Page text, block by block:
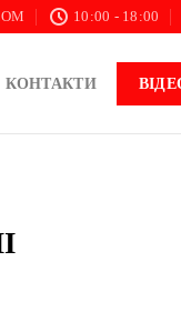
10:00 - 18:00
КОНТАКТИ